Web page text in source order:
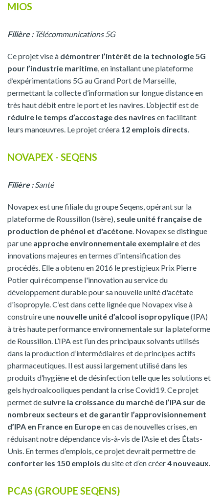
MIOS
Filière : Télécommunications 5G
Ce projet vise à démontrer l’intérêt de la technologie 5G
pour l’industrie maritime, en installant une plateforme
d’expérimentations 5G au Grand Port de Marseille,
permettant la collecte d’information sur longue distance en
très haut débit entre le port et les navires. L’objectif est de
réduire le temps d’accostage des navires en facilitant
leurs manœuvres. Le projet créera 12 emplois directs.
NOVAPEX - SEQENS
Filière :Santé
Novapex est une filiale du groupe Seqens, opérant sur la
plateforme de Roussillon (Isère), seule unité française de
production de phénol et d'acétone. Novapex se distingue
par une approche environnementale exemplaireet des
innovations majeures en termes d'intensification des
procédés. Elle a obtenu en 2016 le prestigieux Prix Pierre
Potier qui récompense l'innovation au service du
développement durable pour sa nouvelle unité d'acétate
d'isopropyle. C’est dans cette lignée que Novapex vise à
construire une nouvelle unité d’alcool isopropylique(IPA)
à très haute performance environnementale sur la plateforme
de Roussillon. L’IPA est l’un des principaux solvants utilisés
dans la production d’intermédiaires et de principes actifs
pharmaceutiques. Il est aussi largement utilisé dans les
produits d’hygiène et de désinfection telle que les solutions et
gels hydroalcooliques pendant la crise Covid19. Ce projet
permet de suivre la croissance du marché de l’IPA sur de
nombreux secteurs et de garantir l’approvisionnement
d’IPA en France en Europeen cas de nouvelles crises, en
réduisant notre dépendance vis-à-vis de l’Asie et des États-
Unis. En termes d’emplois, ce projet devrait permettre de
conforter les 150 emplois du site et d’en créer4 nouveaux.
PCAS (GROUPE SEQENS)